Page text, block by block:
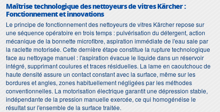
Maîtrise technologique des nettoyeurs de vitres Kärcher :
Fonctionnement et innovations
Le principe de fonctionnement des nettoyeurs de vitres Kärcher repose sur
une séquence opératoire en trois temps : pulvérisation du détergent, action
mécanique de la bonnette microfibre, aspiration immédiate de l'eau sale par
la raclette motorisée. Cette dernière étape constitue la rupture technologique
face au nettoyage manuel : l'aspiration évacue le liquide dans un réservoir
intégré, supprimant coulures et traces résiduelles. La lame en caoutchouc de
haute densité assure un contact constant avec la surface, même sur les
bordures et angles, zones habituellement négligées par les méthodes
conventionnelles. La motorisation électrique garantit une dépression stable,
indépendante de la pression manuelle exercée, ce qui homogénéise le
résultat sur l'ensemble de la surface traitée.